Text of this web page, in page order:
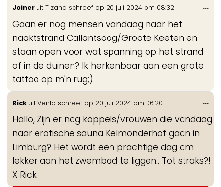
Joiner uit T zand schreef op 20 juli 2024 om 08:32
Gaan er nog mensen vandaag naar het
naaktstrand Callantsoog/Groote Keeten en
staan open voor wat spanning op het strand
of in de duinen? Ik herkenbaar aan een grote
tattoo op m'n rug;)
...
Rick uit Venlo schreef op 20 juli 2024 om 06:20
Hallo, Zijn er nog koppels/vrouwen die vandaag
naar erotische sauna Kelmonderhof gaan in
Limburg? Het wordt een prachtige dag om
lekker aan het zwembad te liggen.. Tot straks?!
X Rick
...